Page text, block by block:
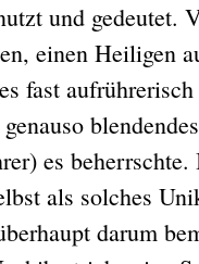
und gedeutet.
einen Heiligen
fast
es
als solches
darum